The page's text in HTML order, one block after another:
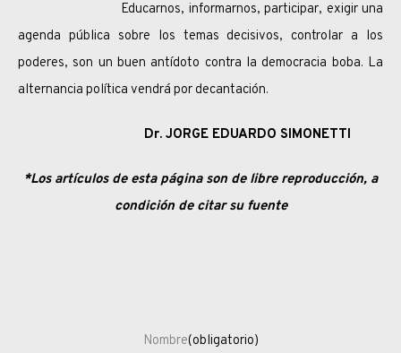
Educarnos, informarnos, participar, exigir una
agenda pública sobre los temas decisivos, controlar a los
poderes, son un buen antídoto contra la democracia boba. La
alternancia política vendrá por decantación.
Dr. JORGE EDUARDO SIMONETTI
*Los artículos de esta página son de libre reproducción, a
condición de citar su fuente
Nombre(obligatorio)